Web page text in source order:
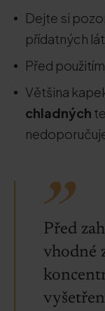
Dejte si
přídatných
Před
Většina
chladných
Před
vhodné